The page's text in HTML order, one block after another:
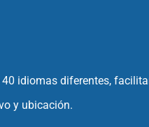
idiomas diferentes,
y ubicación.